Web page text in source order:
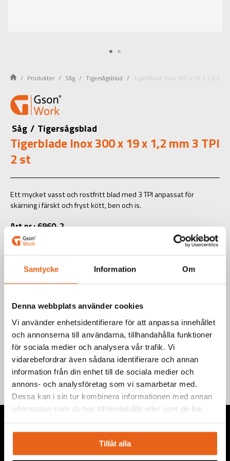
Samtycke Information Om
Denna webbplats använder cookies
Vi använder enhetsidentifierare för att anpassa innehållet
och annonserna till användarna, tillhandahålla funktioner
för sociala medier och analysera vår trafik. Vi
vidarebefordrar även sådana identifierare och annan
information från din enhet till de sociala medier och
annons- och analysföretag som vi samarbetar med.
Dessa kan i sin tur kombinera informationen med annan
information som du har tillhandahållit eller som de har
Tillåt alla
Produkter Såg Tigersågsblad Tigerblade Inox 300 x 19 x 1,2 mm
Såg / Tigersågsblad
Tigerblade Inox 300 x 19 x 1,2 mm 3 TPI
2 st
Ett mycket vasst och rostfritt blad med 3 TPI anpassat för
skärning i färskt och fryst kött, ben och is.
Art.nr.: 6960-2
EAN-kod: 7340090221316
Teknisk information